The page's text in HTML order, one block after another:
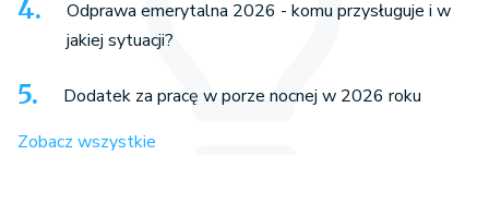
Odprawa emerytalna 2026 - komu przysługuje i w
jakiej sytuacji?
Dodatek za pracę w porze nocnej w 2026 roku
Zobacz wszystkie